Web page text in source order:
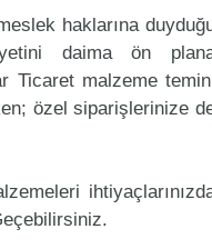
haklarına
daima ön
Ticaret malzeme
özel siparişlerinize